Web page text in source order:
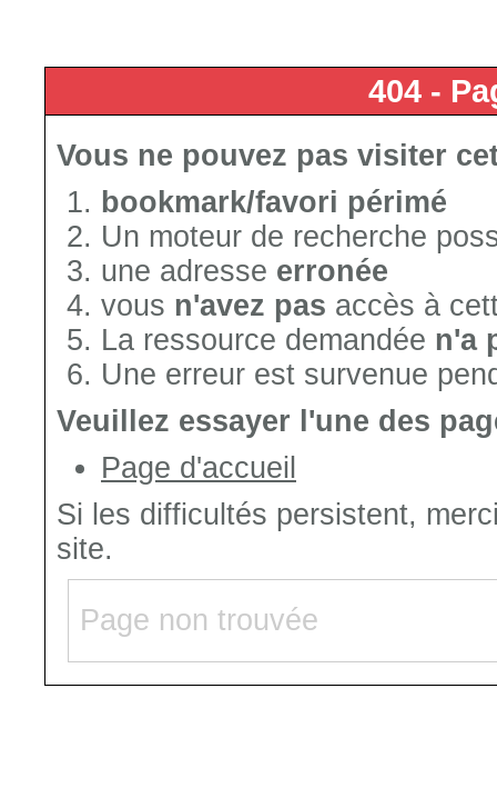
404 -
Vous ne pouvez pas visiter
bookmark/favori périmé
Un moteur de recherche
une adresse erronée
vous n'avez pas accès à
La ressource demandée n'a
Une erreur est survenue
Veuillez essayer l'une des
Page d'accueil
Si les difficultés persistent,
site.
Page non trouvée